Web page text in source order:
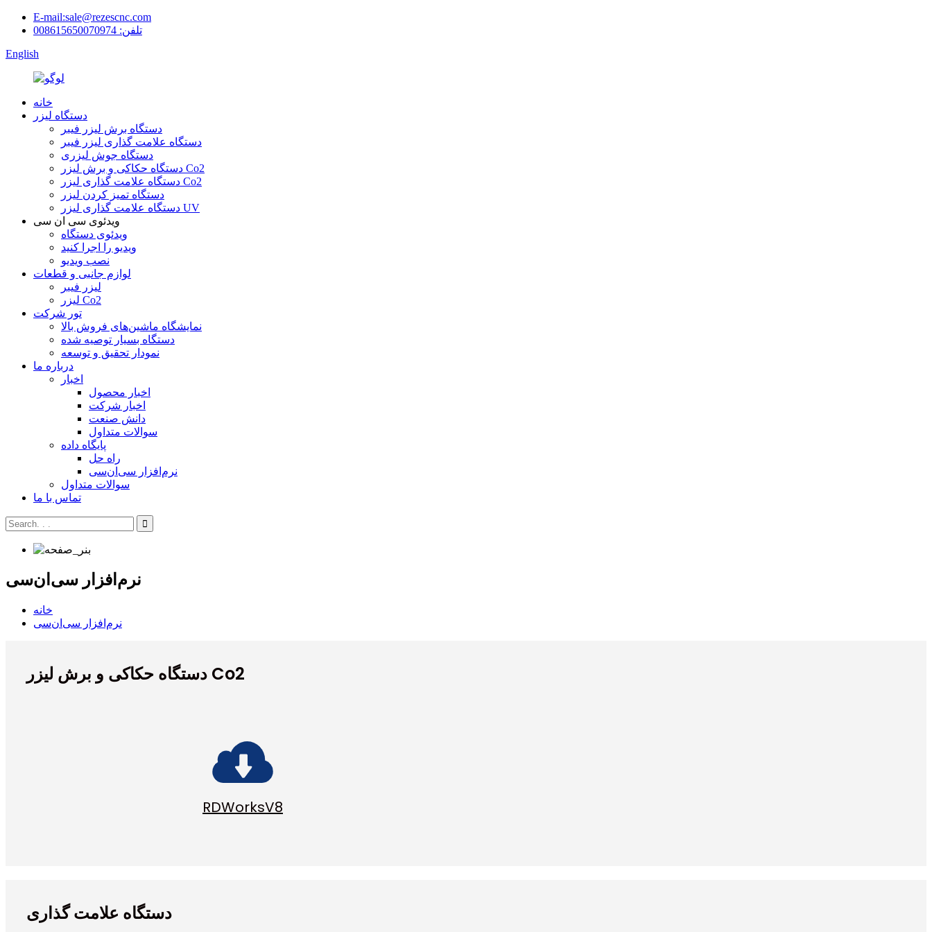
E-mail:sale@rezescnc.com
تلفن: 008615650070974
English
خانه
دستگاه لیزر
دستگاه برش لیزر فیبر
دستگاه علامت گذاری لیزر فیبر
دستگاه جوش لیزری
دستگاه حکاکی و برش لیزر Co2
دستگاه علامت گذاری لیزر Co2
دستگاه تمیز کردن لیزر
دستگاه علامت گذاری لیزر UV
ویدئوی سی ان سی
ویدئوی دستگاه
ویدیو را اجرا کنید
نصب ویدیو
لوازم جانبی و قطعات
لیزر فیبر
لیزر Co2
تور شرکت
نمایشگاه ماشین‌های فروش بالا
دستگاه بسیار توصیه شده
نمودار تحقیق و توسعه
درباره ما
اخبار
اخبار محصول
اخبار شرکت
دانش صنعت
سوالات متداول
پایگاه داده
راه حل
نرم‌افزار سی‌ان‌سی
سوالات متداول
تماس با ما
نرم‌افزار سی‌ان‌سی
خانه
نرم‌افزار سی‌ان‌سی
دستگاه حکاکی و برش لیزر Co2
RDWorksV8
دستگاه علامت گذاری